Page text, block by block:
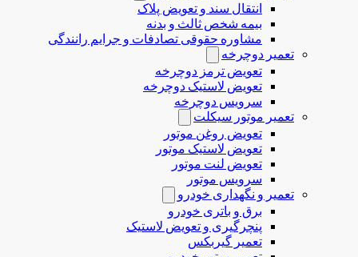
انتقال سند و تعویض پلاک
بیمه شخص ثالث و بدنه
مشاوره حقوقی تصادفات و جرایم رانندگی
تعمیر دوچرخه
تعویض ترمز دوچرخه
تعویض لاستیک دوچرخه
سرویس دوچرخه
تعمیر موتور سیکلت
تعویض روغن موتور
تعویض لاستیک موتور
تعویض لنت موتور
سرویس موتور
تعمیر و نگهداری خودرو
برق و باتری خودرو
پنچرگیری و تعویض لاستیک
تعمیر گیربکس